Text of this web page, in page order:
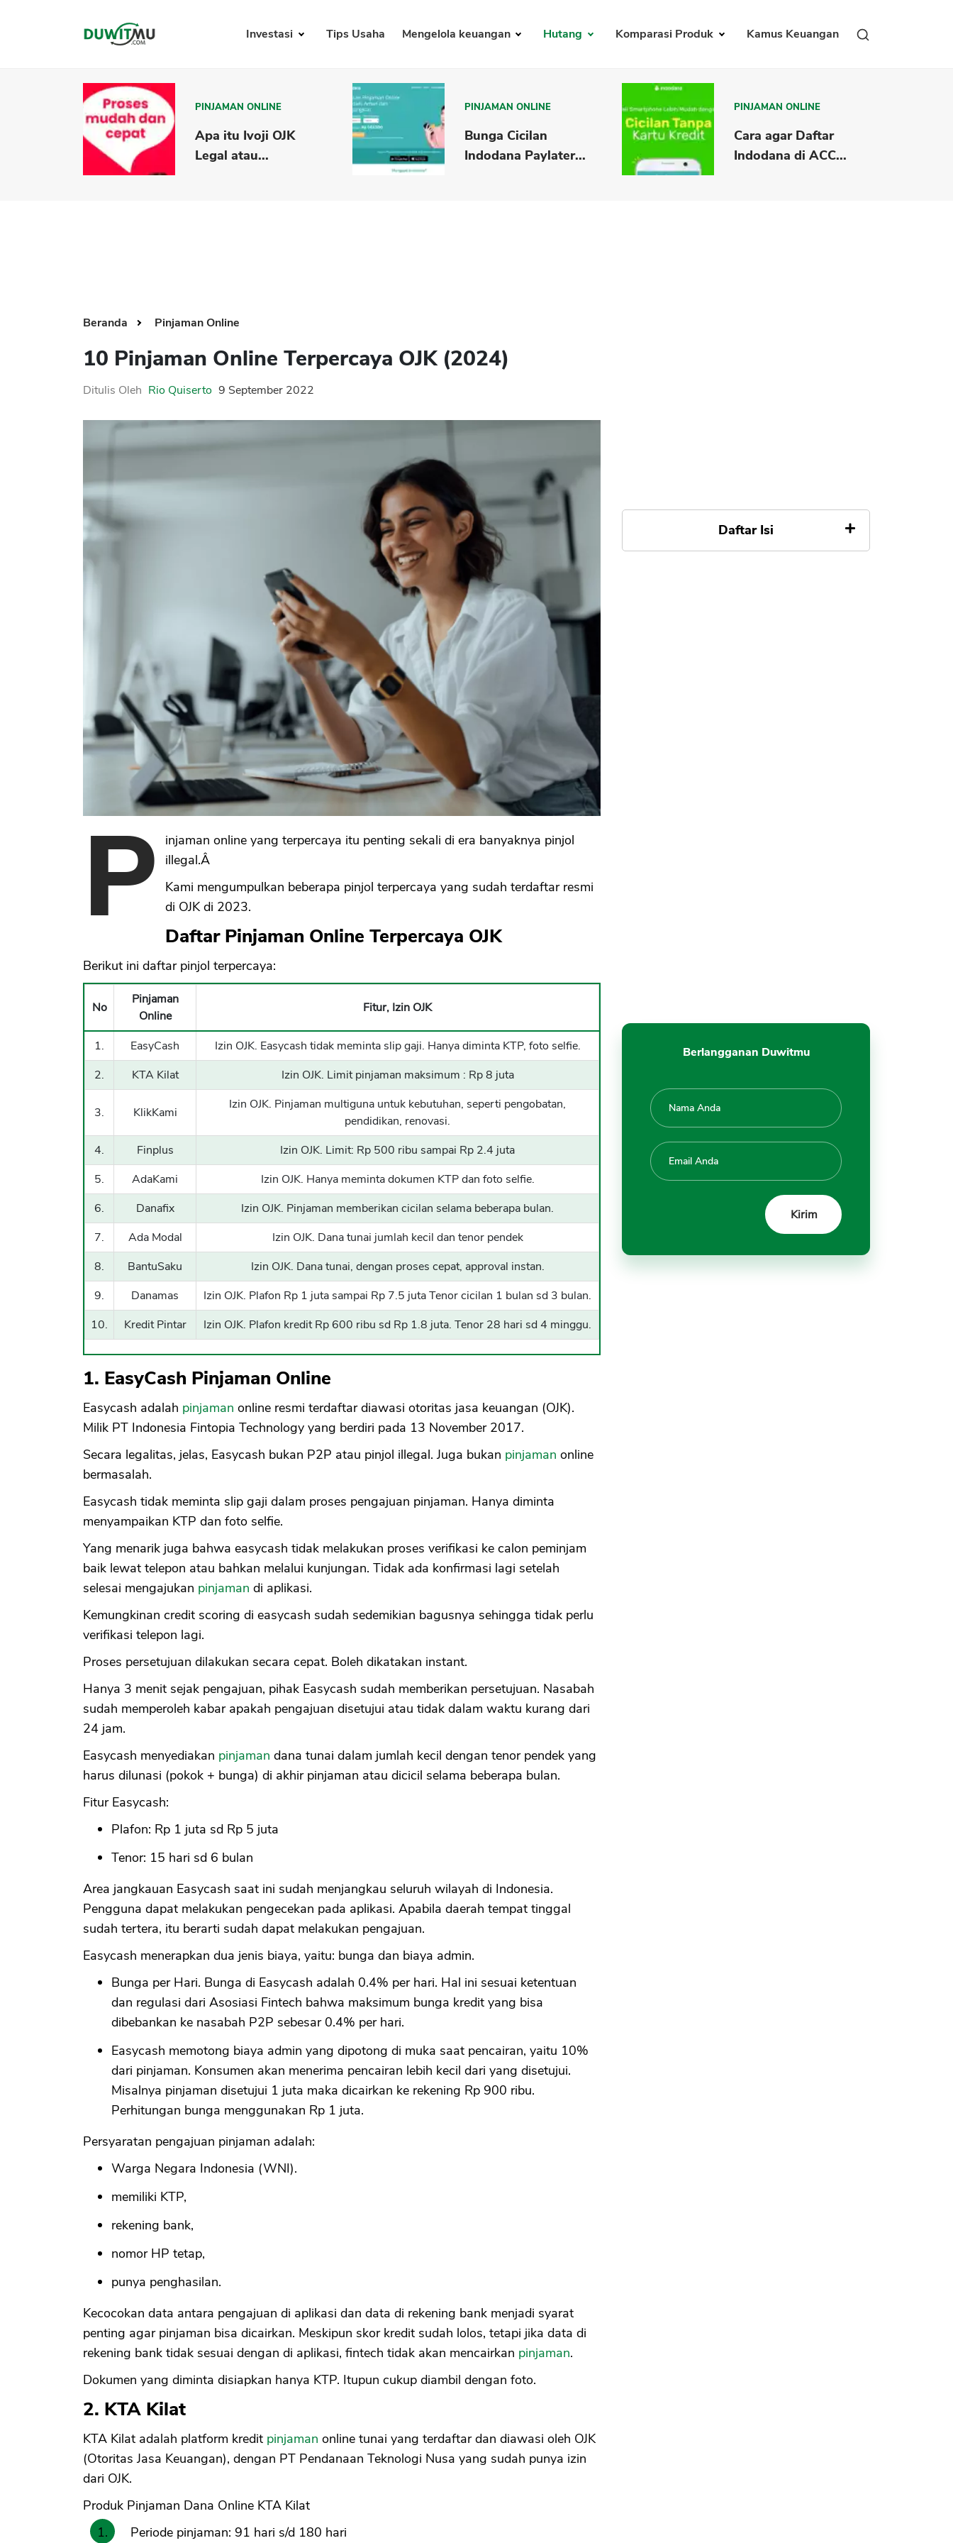
Investasi Tips Usaha Mengelola keuangan Hutang Komparasi Produk Kamus Keuangan
PINJAMAN ONLINE
Apa itu Ivoji OJK
Legal atau...
PINJAMAN ONLINE
Bunga Cicilan
Indodana Paylater...
PINJAMAN ONLINE
Cara agar Daftar
Indodana di ACC...
Beranda Pinjaman Online
10 Pinjaman Online Terpercaya OJK (2024)
Ditulis Oleh Rio Quiserto 9 September 2022
P
injaman online yang terpercaya itu penting sekali di era banyaknya pinjol
illegal.Â
Kami mengumpulkan beberapa pinjol terpercaya yang sudah terdaftar resmi
di OJK di 2023.
Daftar Pinjaman Online Terpercaya OJK
Berikut ini daftar pinjol terpercaya:
No
Pinjaman
Online
Fitur, Izin OJK
1. EasyCash
Izin OJK. Easycash tidak meminta slip gaji. Hanya diminta KTP, foto selfie.
2.
KTA Kilat Izin OJK. Limit pinjaman maksimum : Rp 8 juta
3. KlikKami
Izin OJK. Pinjaman multiguna untuk kebutuhan, seperti pengobatan,
pendidikan, renovasi.
4.
Finplus
Izin OJK. Limit: Rp 500 ribu sampai Rp 2.4 juta
5.
AdaKami
Izin OJK. Hanya meminta dokumen KTP dan foto selfie.
6.
Danafix
Izin OJK. Pinjaman memberikan cicilan selama beberapa bulan.
7.
Ada Modal
Izin OJK. Dana tunai jumlah kecil dan tenor pendek
8.
BantuSaku
Izin OJK. Dana tunai, dengan proses cepat, approval instan.
9.
Danamas
Izin OJK. Plafon Rp 1 juta sampai Rp 7.5 juta Tenor cicilan 1 bulan sd 3 bulan.
10.
Kredit Pintar Izin OJK. Plafon kredit Rp 600 ribu sd Rp 1.8 juta. Tenor 28 hari sd 4 minggu.
1. EasyCash Pinjaman Online
Easycash adalah pinjaman online resmi terdaftar diawasi otoritas jasa keuangan (OJK).
Milik PT Indonesia Fintopia Technology yang berdiri pada 13 November 2017.
Secara legalitas, jelas, Easycash bukan P2P atau pinjol illegal. Juga bukan pinjaman online
bermasalah.
Easycash tidak meminta slip gaji dalam proses pengajuan pinjaman. Hanya diminta
menyampaikan KTP dan foto selfie.
Yang menarik juga bahwa easycash tidak melakukan proses verifikasi ke calon peminjam
baik lewat telepon atau bahkan melalui kunjungan. Tidak ada konfirmasi lagi setelah
selesai mengajukan pinjaman di aplikasi.
Kemungkinan credit scoring di easycash sudah sedemikian bagusnya sehingga tidak perlu
verifikasi telepon lagi.
Proses persetujuan dilakukan secara cepat. Boleh dikatakan instant.
Hanya 3 menit sejak pengajuan, pihak Easycash sudah memberikan persetujuan. Nasabah
sudah memperoleh kabar apakah pengajuan disetujui atau tidak dalam waktu kurang dari
24 jam.
Easycash menyediakan pinjaman dana tunai dalam jumlah kecil dengan tenor pendek yang
harus dilunasi (pokok + bunga) di akhir pinjaman atau dicicil selama beberapa bulan.
Fitur Easycash:
Plafon: Rp 1 juta sd Rp 5 juta
Tenor: 15 hari sd 6 bulan
Area jangkauan Easycash saat ini sudah menjangkau seluruh wilayah di Indonesia.
Pengguna dapat melakukan pengecekan pada aplikasi. Apabila daerah tempat tinggal
sudah tertera, itu berarti sudah dapat melakukan pengajuan.
Easycash menerapkan dua jenis biaya, yaitu: bunga dan biaya admin.
Bunga per Hari. Bunga di Easycash adalah 0.4% per hari. Hal ini sesuai ketentuan
dan regulasi dari Asosiasi Fintech bahwa maksimum bunga kredit yang bisa
dibebankan ke nasabah P2P sebesar 0.4% per hari.
Easycash memotong biaya admin yang dipotong di muka saat pencairan, yaitu 10%
dari pinjaman. Konsumen akan menerima pencairan lebih kecil dari yang disetujui.
Misalnya pinjaman disetujui 1 juta maka dicairkan ke rekening Rp 900 ribu.
Perhitungan bunga menggunakan Rp 1 juta.
Persyaratan pengajuan pinjaman adalah:
Warga Negara Indonesia (WNI).
memiliki KTP,
rekening bank,
nomor HP tetap,
punya penghasilan.
Kecocokan data antara pengajuan di aplikasi dan data di rekening bank menjadi syarat
penting agar pinjaman bisa dicairkan. Meskipun skor kredit sudah lolos, tetapi jika data di
rekening bank tidak sesuai dengan di aplikasi, fintech tidak akan mencairkan pinjaman.
Dokumen yang diminta disiapkan hanya KTP. Itupun cukup diambil dengan foto.
2. KTA Kilat
KTA Kilat adalah platform kredit pinjaman online tunai yang terdaftar dan diawasi oleh OJK
(Otoritas Jasa Keuangan), dengan PT Pendanaan Teknologi Nusa yang sudah punya izin
dari OJK.
Produk Pinjaman Dana Online KTA Kilat
Periode pinjaman: 91 hari s/d 180 hari
Daftar Isi
Berlangganan Duwitmu